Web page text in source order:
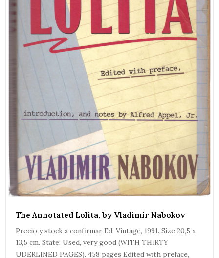
The Annotated Lolita, by Vladimir Nabokov
Precio y stock a confirmar Ed. Vintage, 1991. Size 20,5 x
13,5 cm. State: Used, very good (WITH THIRTY
UDERLINED PAGES). 458 pages Edited with preface,